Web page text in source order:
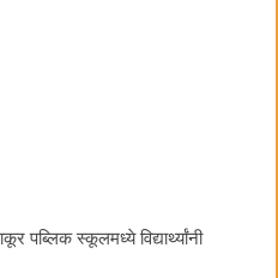
पब्लिक स्कूलमध्ये विद्यार्थ्यांनी